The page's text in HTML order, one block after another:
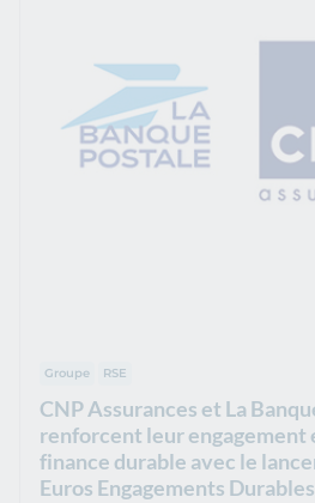
Groupe RSE
CNP Assurances et La
renforcent leur engagement
finance durable avec le
Euros Engagements